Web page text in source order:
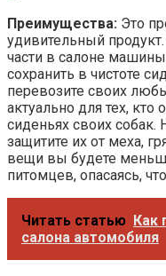
Преимущества: Это
удивительный
части в салоне
сохранить в чистоте
перевозите своих
актуально для тех,
сиденьях своих
защитите их от меха,
вещи вы будете
питомцев, опасаясь,
Читать статью Как
салона автомобиля